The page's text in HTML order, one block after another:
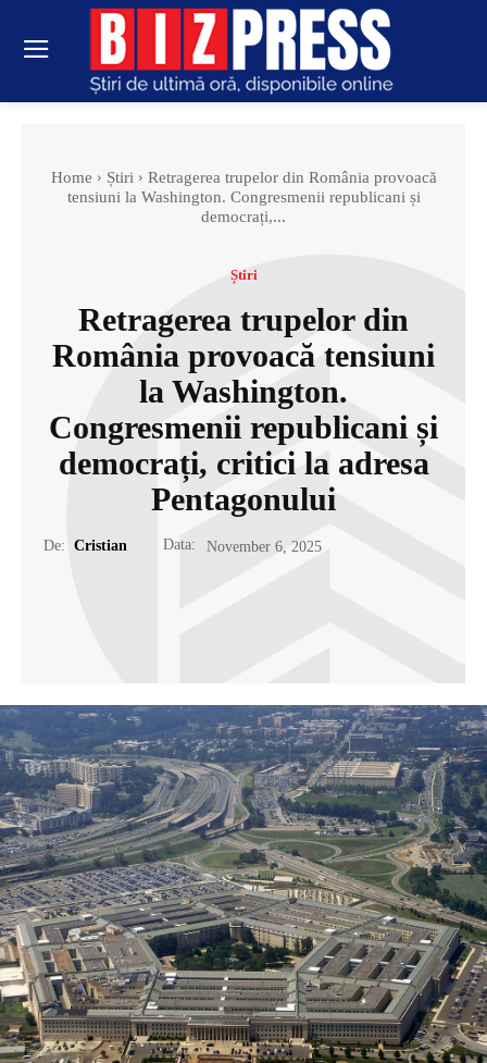
Home Știri
Retragerea trupelor din România provoacă
tensiuni la Washington. Congresmenii republicani și
democrați,...
Știri
Retragerea trupelor din
România provoacă tensiuni
la Washington.
Congresmenii republicani și
democrați, critici la adresa
Pentagonului
De: Cristian Data: November 6, 2025